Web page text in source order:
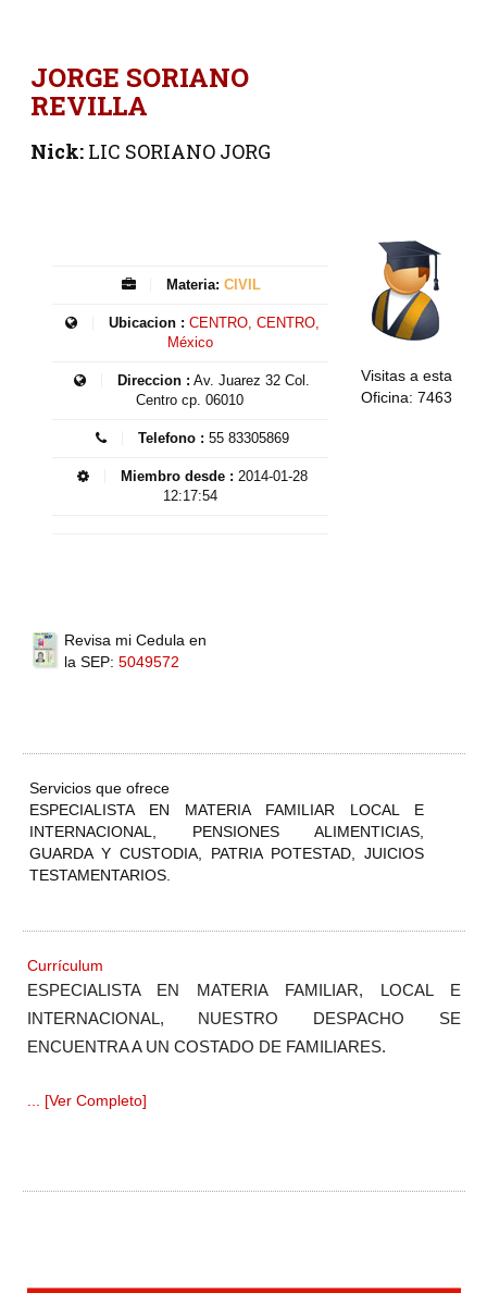
JORGE SORIANO
REVILLA
Nick:LIC SORIANO JORG
Materia: CIVIL
Ubicacion : CENTRO, CENTRO,
México
Direccion : Av. Juarez 32 Col.
Centro cp. 06010
Telefono : 55 83305869
Miembro desde : 2014-01-28
12:17:54
Visitas a esta
Oficina: 7463
Revisa mi Cedula en
la SEP: 5049572
Servicios que ofrece
ESPECIALISTA EN MATERIA FAMILIAR LOCAL E
INTERNACIONAL, PENSIONES ALIMENTICIAS,
GUARDA Y CUSTODIA, PATRIA POTESTAD, JUICIOS
TESTAMENTARIOS.
Currículum
ESPECIALISTA EN MATERIA FAMILIAR, LOCAL E
INTERNACIONAL, NUESTRO DESPACHO SE
ENCUENTRA A UN COSTADO DE FAMILIARES.
... [Ver Completo]